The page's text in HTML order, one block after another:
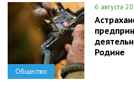
Общество
6 августа
Родине